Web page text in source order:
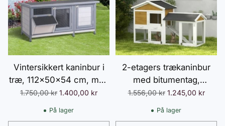
Vintersikkert kaninbur i
træ, 112x50x54 cm, med
bitumentag, 2 døre,
metalnet, egnet til
Normalpris
1.750,00 kr 1.400,00 kr
På lager
2-etagers trækaninbur
med bitumentag,
løbegård, rampe og døre,
147x54x84 cm, gul
Normalpris
1.556,00 kr 1.245,00 kr
På lager